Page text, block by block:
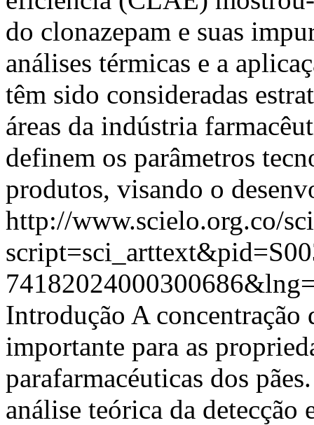
do clonazepam e suas
análises térmicas e a
têm sido consideradas
áreas da indústria
definem os parâmetros
produtos, visando o
http://www.scielo.org.co/
Introdução A
importante para as
parafarmacéuticas dos
análise teórica da detecção